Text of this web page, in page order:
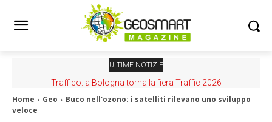
ULTIME NOTIZIE
Traffico: a Bologna torna la fiera Traffic 2026
Home Geo
Buco nell'ozono: i satelliti rilevano uno sviluppo
veloce